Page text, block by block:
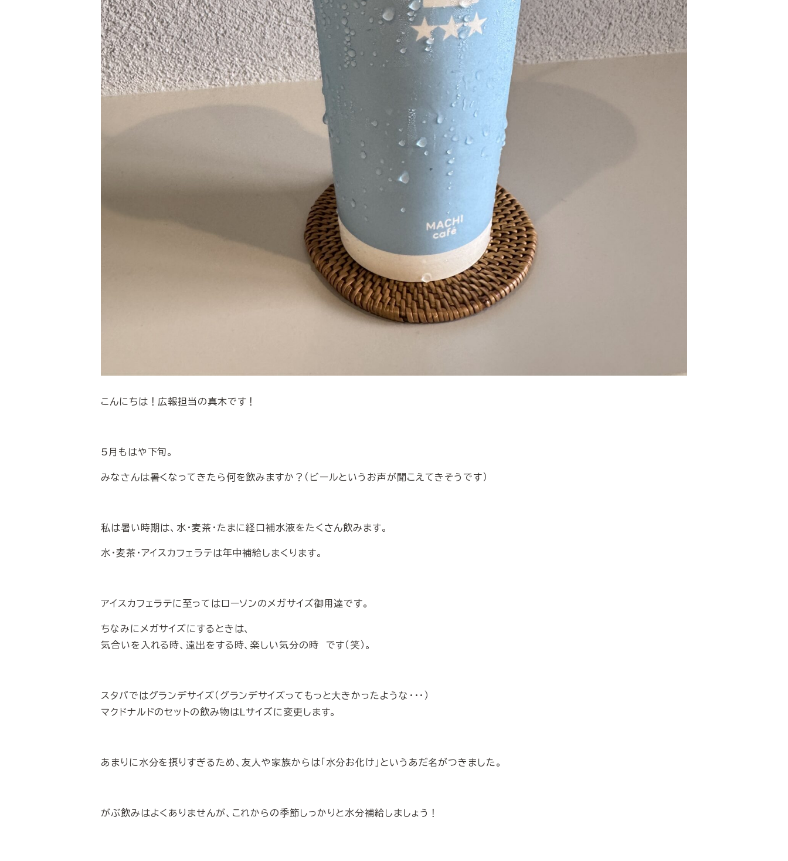
こんにちは！広報担当の真木です！
5月もはや下旬。
みなさんは暑くなってきたら何を飲みますか？（ビールというお声が聞こえてきそうです）
私は暑い時期は、水・麦茶・たまに経口補水液をたくさん飲みます。
水・麦茶・アイスカフェラテは年中補給しまくります。
アイスカフェラテに至ってはローソンのメガサイズ御用達です。
ちなみにメガサイズにするときは、
気合いを入れる時、遠出をする時、楽しい気分の時 です（笑）。
スタバではグランデサイズ（グランデサイズってもっと大きかったような・・・）
マクドナルドのセットの飲み物はLサイズに変更します。
あまりに水分を摂りすぎるため、友人や家族からは「水分お化け」というあだ名がつきました。
がぶ飲みはよくありませんが、これからの季節しっかりと水分補給しましょう！